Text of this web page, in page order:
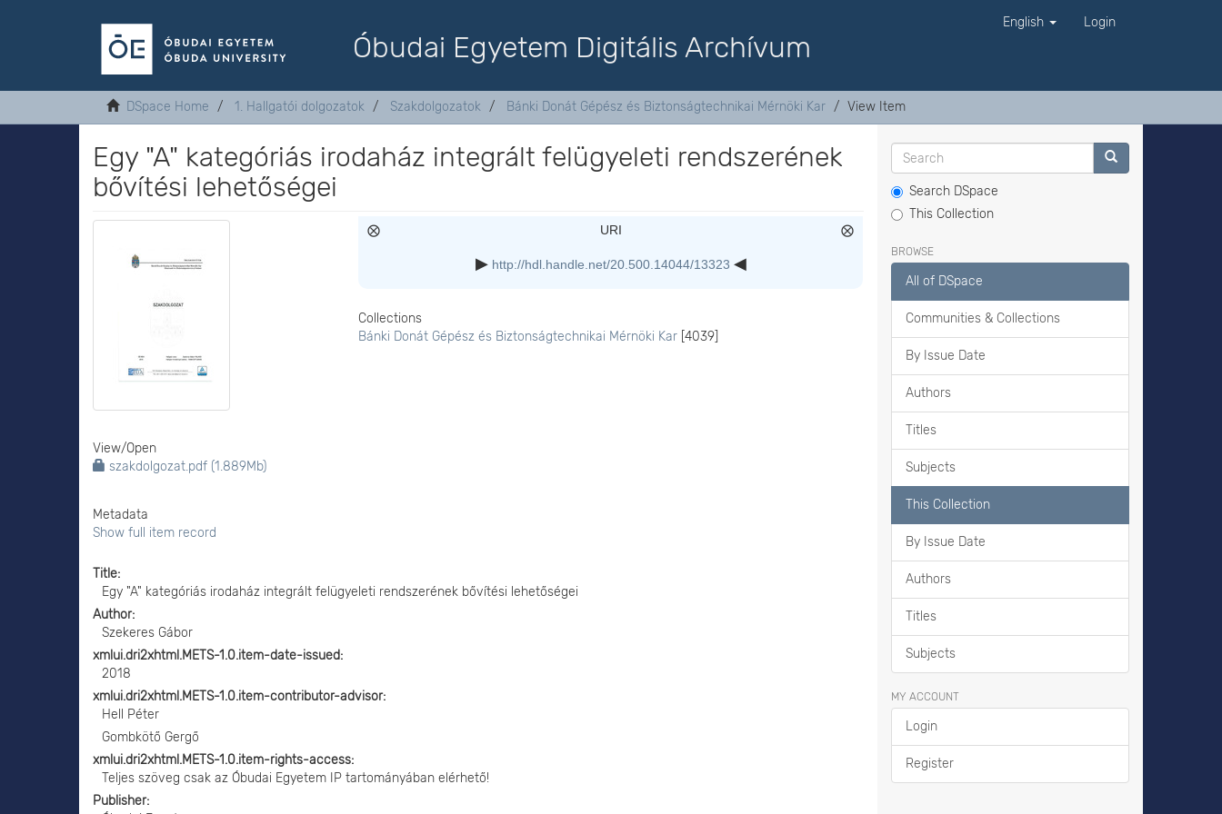
Óbudai Egyetem Digitális Archívum
English Login
DSpace Home 1. Hallgatói dolgozatok Szakdolgozatok Bánki Donát Gépész és Biztonságtechnikai Mérnöki Kar View Item
Egy "A" kategóriás irodaház integrált felügyeleti rendszerének
bővítési lehetőségei
View/Open
szakdolgozat.pdf (1.889Mb)
Metadata
Show full item record
URI
http://hdl.handle.net/20.500.14044/13323
Collections
Bánki Donát Gépész és Biztonságtechnikai Mérnöki Kar [4039]
Title
Egy "A" kategóriás irodaház integrált felügyeleti rendszerének bővítési lehetőségei
Author
Szekeres Gábor
xmlui.dri2xhtml.METS-1.0.item-date-issued
2018
xmlui.dri2xhtml.METS-1.0.item-contributor-advisor
Hell Péter
Gombkötő Gergő
xmlui.dri2xhtml.METS-1.0.item-rights-access
Teljes szöveg csak az Óbudai Egyetem IP tartományában elérhető!
Publisher
Search DSpace
This Collection
BROWSE
All of DSpace
Communities & Collections
By Issue Date
Authors
Titles
Subjects
This Collection
By Issue Date
Authors
Titles
Subjects
MY ACCOUNT
Login
Register